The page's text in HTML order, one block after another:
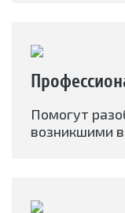
Помогут
возникшими